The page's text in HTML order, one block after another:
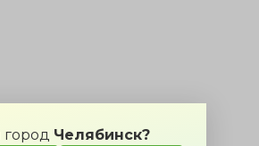
Челябинск?